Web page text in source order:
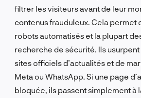
filtrer les visiteurs avant de leur
contenus frauduleux. Cela permet
robots automatisés et la plupart
recherche de sécurité. Ils
sites officiels d’actualités et de
Meta ou WhatsApp. Si une page
bloquée, ils passent simplement à